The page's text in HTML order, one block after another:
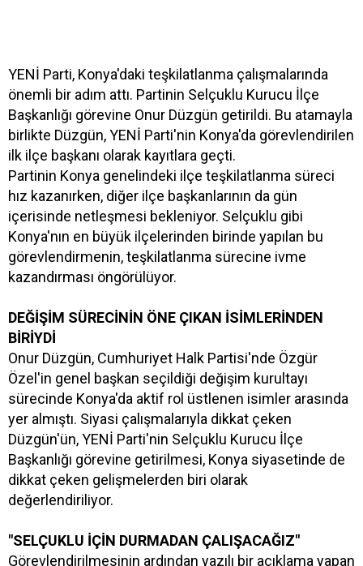
YENİ Parti, Konya'daki teşkilatlanma çalışmalarında
önemli bir adım attı. Partinin Selçuklu Kurucu İlçe
Başkanlığı görevine Onur Düzgün getirildi. Bu atamayla
birlikte Düzgün, YENİ Parti'nin Konya'da görevlendirilen
ilk ilçe başkanı olarak kayıtlara geçti.
Partinin Konya genelindeki ilçe teşkilatlanma süreci
hız kazanırken, diğer ilçe başkanlarının da gün
içerisinde netleşmesi bekleniyor. Selçuklu gibi
Konya'nın en büyük ilçelerinden birinde yapılan bu
görevlendirmenin, teşkilatlanma sürecine ivme
kazandırması öngörülüyor.
DEĞİŞİM SÜRECİNİN ÖNE ÇIKAN İSİMLERİNDEN
BİRİYDİ
Onur Düzgün, Cumhuriyet Halk Partisi'nde Özgür
Özel'in genel başkan seçildiği değişim kurultayı
sürecinde Konya'da aktif rol üstlenen isimler arasında
yer almıştı. Siyasi çalışmalarıyla dikkat çeken
Düzgün'ün, YENİ Parti'nin Selçuklu Kurucu İlçe
Başkanlığı görevine getirilmesi, Konya siyasetinde de
dikkat çeken gelişmelerden biri olarak
değerlendiriliyor.
"SELÇUKLU İÇİN DURMADAN ÇALIŞACAĞIZ"
Görevlendirilmesinin ardından yazılı bir açıklama yapan